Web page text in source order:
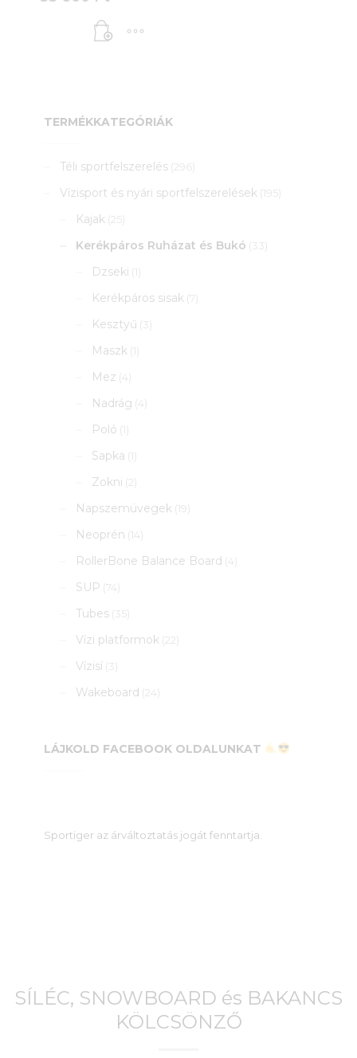
TERMÉKKATEGÓRIÁK
Téli sportfelszerelés (296)
Vízisport és nyári sportfelszerelések (195)
Kajak (25)
Kerékpáros Ruházat és Bukó (33)
Dzseki (1)
Kerékpáros sisak (7)
Kesztyű (3)
Maszk (1)
Mez (4)
Nadrág (4)
Poló (1)
Sapka (1)
Zokni (2)
Napszemüvegek (19)
Neoprén (14)
RollerBone Balance Board (4)
SUP (74)
Tubes (35)
Vízi platformok (22)
Vízisí (3)
Wakeboard (24)
LÁJKOLD FACEBOOK OLDALUNKAT
Sportiger az árváltoztatás jogát fenntartja.
SÍLÉC, SNOWBOARD és BAKANCS
KÖLCSÖNZŐ